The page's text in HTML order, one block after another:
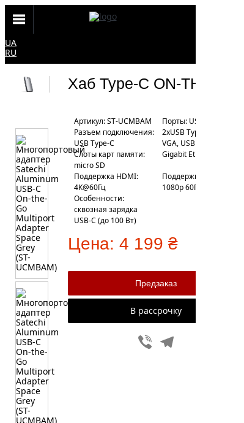
UA
RU
Хаб Type-C ON-THE-GO
Артикул: ST-UCMBAM
Порты: USB Type-C,
2xUSB Type-A, HDMI,
VGA, USB Type-C PD,
Gigabit Ethernet
Разъем подключения:
USB Type-C
Слоты карт памяти:
micro SD
Поддержка HDMI:
4К@60Гц
Поддержка VGA: до
1080р 60Гц
Особенности:
сквозная зарядка
USB-C (до 100 Вт)
Цена: 4 199 ₴
В рассрочку
Viber